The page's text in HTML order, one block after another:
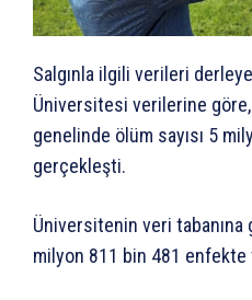
Salgınla ilgili verileri
Üniversitesi verilerine göre,
genelinde ölüm sayısı 5
gerçekleşti.
Üniversitenin veri tabanına
milyon 811 bin 481 enfekte